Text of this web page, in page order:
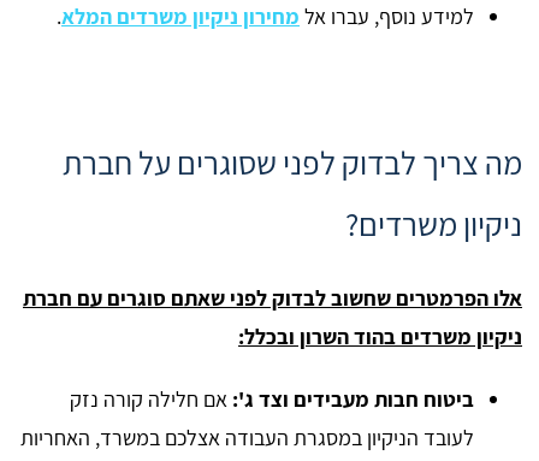
למידע נוסף, עברו אל מחירון ניקיון משרדים המלא.
מה צריך לבדוק לפני שסוגרים על חברת
ניקיון משרדים?
אלו הפרמטרים שחשוב לבדוק לפני שאתם סוגרים עם חברת
ניקיון משרדים בהוד השרון ובכלל:
ביטוח חבות מעבידים וצד ג': אם חלילה קורה נזק
לעובד הניקיון במסגרת העבודה אצלכם במשרד, האחריות